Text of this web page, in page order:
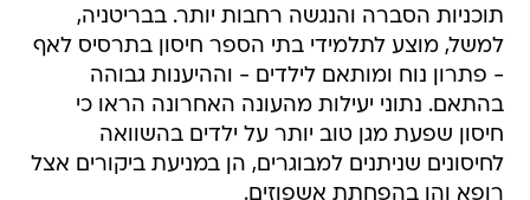
תוכניות הסברה והנגשה רחבות יותר. בבריטניה,
למשל, מוצע לתלמידי בתי הספר חיסון בתרסיס לאף
- פתרון נוח ומותאם לילדים - וההיענות גבוהה
בהתאם. נתוני יעילות מהעונה האחרונה הראו כי
חיסון שפעת מגן טוב יותר על ילדים בהשוואה
לחיסונים שניתנים למבוגרים, הן במניעת ביקורים אצל
רופא והן בהפחתת אשפוזים.